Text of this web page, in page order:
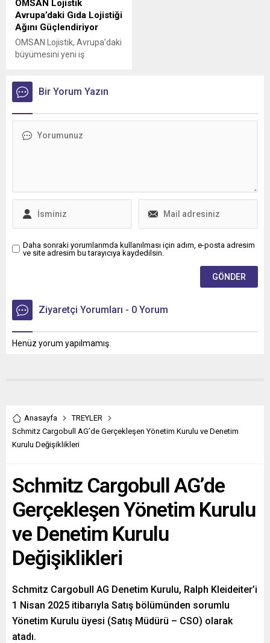
OMSAN Lojistik
Avrupa’daki Gıda Lojistiği
Ağını Güçlendiriyor
OMSAN Lojistik, Avrupa’daki
büyümesini yeni iş
Bir Yorum Yazın
Daha sonraki yorumlarımda kullanılması için adım, e-posta adresim
ve site adresim bu tarayıcıya kaydedilsin.
Ziyaretçi Yorumları - 0 Yorum
Henüz yorum yapılmamış.
Anasayfa
TREYLER
Schmitz Cargobull AG’de Gerçekleşen Yönetim Kurulu ve Denetim
Kurulu Değişiklikleri
Schmitz Cargobull AG’de
Gerçekleşen Yönetim Kurulu
ve Denetim Kurulu
Değişiklikleri
Schmitz Cargobull AG Denetim Kurulu, Ralph Kleideiter’i
1 Nisan 2025 itibarıyla Satış bölümünden sorumlu
Yönetim Kurulu üyesi (Satış Müdürü – CSO) olarak
atadı.